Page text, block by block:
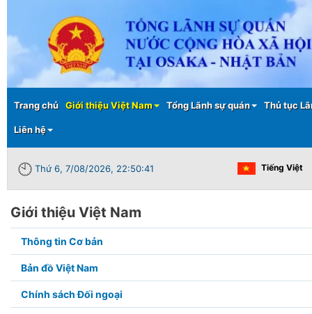
Main menu
Trang chủ Giới thiệu Việt Nam Tổng Lãnh sự quán Thủ tục
Liên hệ
Thứ 6, 7/08/2026, 22:50:41 Tiếng Việt
Giới thiệu Việt Nam
Submenu2
in
page
Thông tin Cơ bản
Bản đồ Việt Nam
Chính sách Đối ngoại